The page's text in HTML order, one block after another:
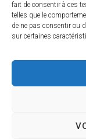
fait de consentir à ces
telles que le
de ne pas consentir ou
sur certaines
54
75
12
contacter